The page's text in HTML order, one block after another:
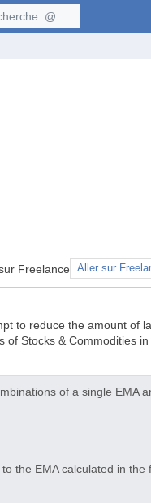
$symbol, ...
Freelance Aller sur
to reduce the amount of
Stocks & Commodities
of a single EMA
the EMA calculated in the